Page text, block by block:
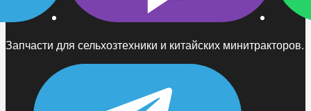
Запчасти для сельхозтехники и китайских минитракторов.